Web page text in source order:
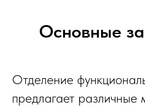
Основные
Отделение
предлагает различные